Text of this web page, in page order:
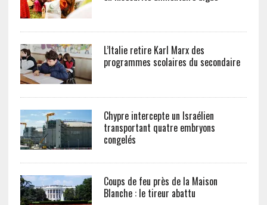
L’Italie retire Karl Marx des
programmes scolaires du secondaire
Chypre intercepte un Israélien
transportant quatre embryons
congelés
Coups de feu près de la Maison
Blanche : le tireur abattu